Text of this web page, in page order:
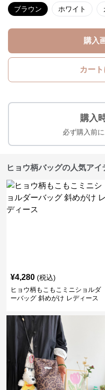
ブラウン ホワイト
購入
カー
購入
必ず購入前
ヒョウ柄バッグの人気アイ
¥4,280 (税込)
ヒョウ柄もこもこミニショルダ
ーバッグ 斜めがけ レディース